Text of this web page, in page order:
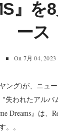
』を
ース
On 7月 04, 2023
ング)が、ニュ
われたアルバ
Dreams』は、
。。